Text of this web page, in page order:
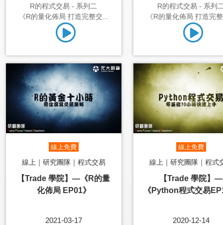
R的程式交易 - 系列二
《R的量化佈局 打造完整交...
R的程式交易 - 系列
《R的量化佈局 打造完
線上免費
線上｜研究團隊｜程式交易
【Trade 學院】—《R的量
化佈局 EP01》
2021-03-17
線上免費
線上｜研究團隊｜程式
【Trade 學院】—
《Python程式交易
2020-12-14